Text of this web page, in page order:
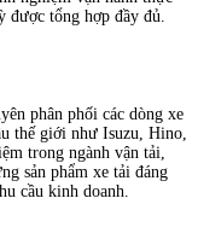
được tổng hợp đầy đủ.
phân phối các dòng xe
thế giới như Isuzu, Hino,
trong ngành vận tải,
sản phẩm xe tải đáng
cầu kinh doanh.